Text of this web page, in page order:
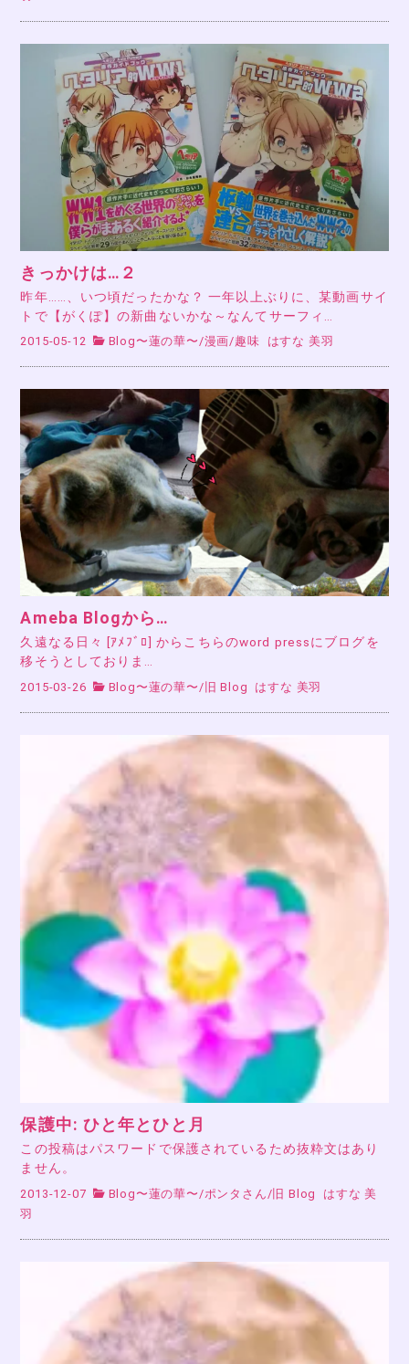
きっかけは…２
昨年……、いつ頃だったかな？ 一年以上ぶりに、某動画サイ
トで【がくぽ】の新曲ないかな～なんてサーフィ…
2015-05-12 Blog〜蓮の華〜/漫画/趣味 はすな 美羽
Ameba Blogから…
久遠なる日々 [ｱﾒﾌﾞﾛ] からこちらのword pressにブログを
移そうとしておりま…
2015-03-26 Blog〜蓮の華〜 / 旧 Blog はすな 美羽
保護中: ひと年とひと月
この投稿はパスワードで保護されているため抜粋文はあり
ません。
2013-12-07 Blog〜蓮の華〜 /ポンタさん / 旧 Blog
はすな 美
羽